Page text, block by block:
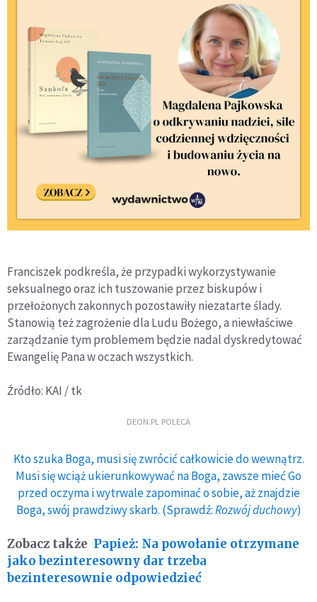
Franciszek podkreśla, że przypadki wykorzystywanie
seksualnego oraz ich tuszowanie przez biskupów i
przełożonych zakonnych pozostawiły niezatarte ślady.
Stanowią też zagrożenie dla Ludu Bożego, a niewłaściwe
zarządzanie tym problemem będzie nadal dyskredytować
Ewangelię Pana w oczach wszystkich.
Źródło: KAI / tk
DEON.PL POLECA
Kto szuka Boga, musi się zwrócić całkowicie do wewnątrz.
Musi się wciąż ukierunkowywać na Boga, zawsze mieć Go
przed oczyma i wytrwale zapominać o sobie, aż znajdzie
Boga, swój prawdziwy skarb. (Sprawdź:Rozwój duchowy)
Zobacz także Papież: Na powołanie otrzymane
jako bezinteresowny dar trzeba
bezinteresownie odpowiedzieć